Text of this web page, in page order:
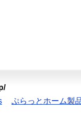
ぷらっとホーム製